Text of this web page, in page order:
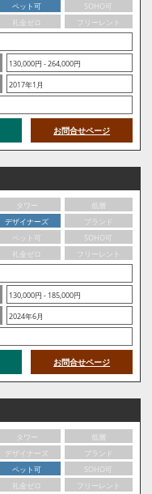
ペット可
SOHO可
礼金ゼロ
フリーレント
130,000円 - 264,000円
2017年1月
お問合せページ
タワー
低層
デザイナーズ
ブランド
ペット可
SOHO可
礼金ゼロ
フリーレント
130,000円 - 185,000円
2024年6月
お問合せページ
タワー
低層
デザイナーズ
ブランド
ペット可
SOHO可
礼金ゼロ
フリーレント